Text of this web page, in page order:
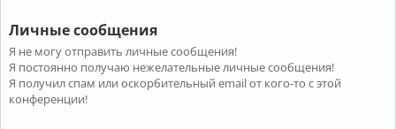
Личные сообщения
Я не могу отправить личные сообщения!
Я постоянно получаю нежелательные личные сообщения!
Я получил спам или оскорбительный email от кого-то с этой
конференции!